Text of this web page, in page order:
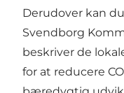
Derudover kan
Svendborg
beskriver de
for at reducere